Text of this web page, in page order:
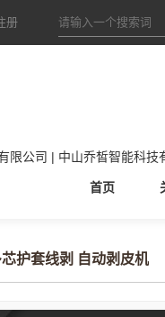
册
限公司 | 中山乔皙智能科技
首页
护套线剥 自动剥皮机